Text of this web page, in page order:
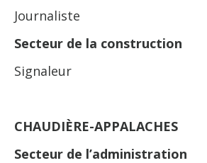
Journaliste
Secteur de la construction
Signaleur
CHAUDIÈRE-APPALACHES
Secteur de l’administration